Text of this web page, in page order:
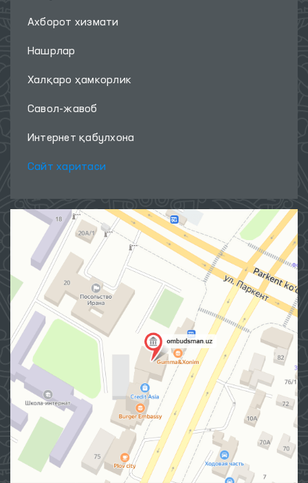
Ахборот хизмати
Нашрлар
Халқаро ҳамкорлик
Савол-жавоб
Интернет қабулхона
Сайт харитаси